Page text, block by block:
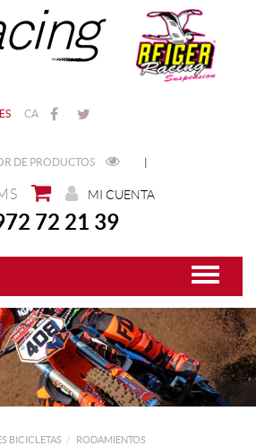
ES CA
DE PRODUCTOS |
MI CUENTA
72 21 39
BICICLETAS
RODAMIENTOS